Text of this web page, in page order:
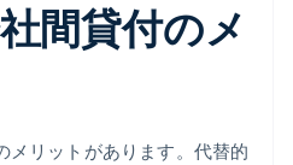
間貸付のメ
メリットがあります。代替的